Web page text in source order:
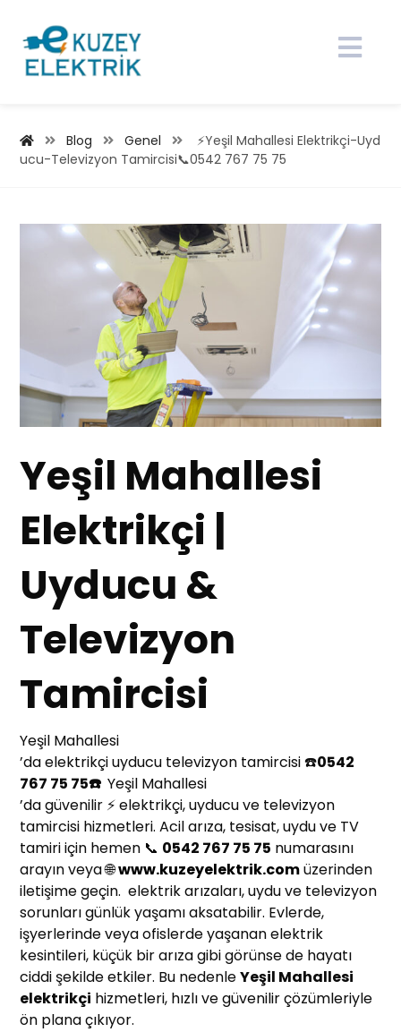
Blog Genel
⚡Yeşil Mahallesi Elektrikçi-Uyd
ucu-Televizyon Tamircisi📞0542 767 75 75
Yeşil Mahallesi
Elektrikçi |
Uyducu &
Televizyon
Tamircisi
Yeşil Mahallesi
’da elektrikçi uyducu televizyon tamircisi ☎️0542
767 75 75☎️ Yeşil Mahallesi
’da güvenilir ⚡ elektrikçi, uyducu ve televizyon
tamircisi hizmetleri. Acil arıza, tesisat, uydu ve TV
tamiri için hemen 📞 0542 767 75 75 numarasını
arayın veya 🌐www.kuzeyelektrik.comüzerinden
iletişime geçin. elektrik arızaları, uydu ve televizyon
sorunları günlük yaşamı aksatabilir. Evlerde,
işyerlerinde veya ofislerde yaşanan elektrik
kesintileri, küçük bir arıza gibi görünse de hayatı
ciddi şekilde etkiler. Bu nedenleYeşil Mahallesi
elektrikçi hizmetleri, hızlı ve güvenilir çözümleriyle
ön plana çıkıyor.